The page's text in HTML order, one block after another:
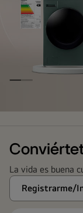
Club
La vida es buena
Registrarme/